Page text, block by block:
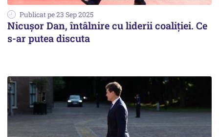
Publicat pe 23 Sep 2025
Nicușor Dan, întâlnire cu liderii coaliției. Ce
s-ar putea discuta